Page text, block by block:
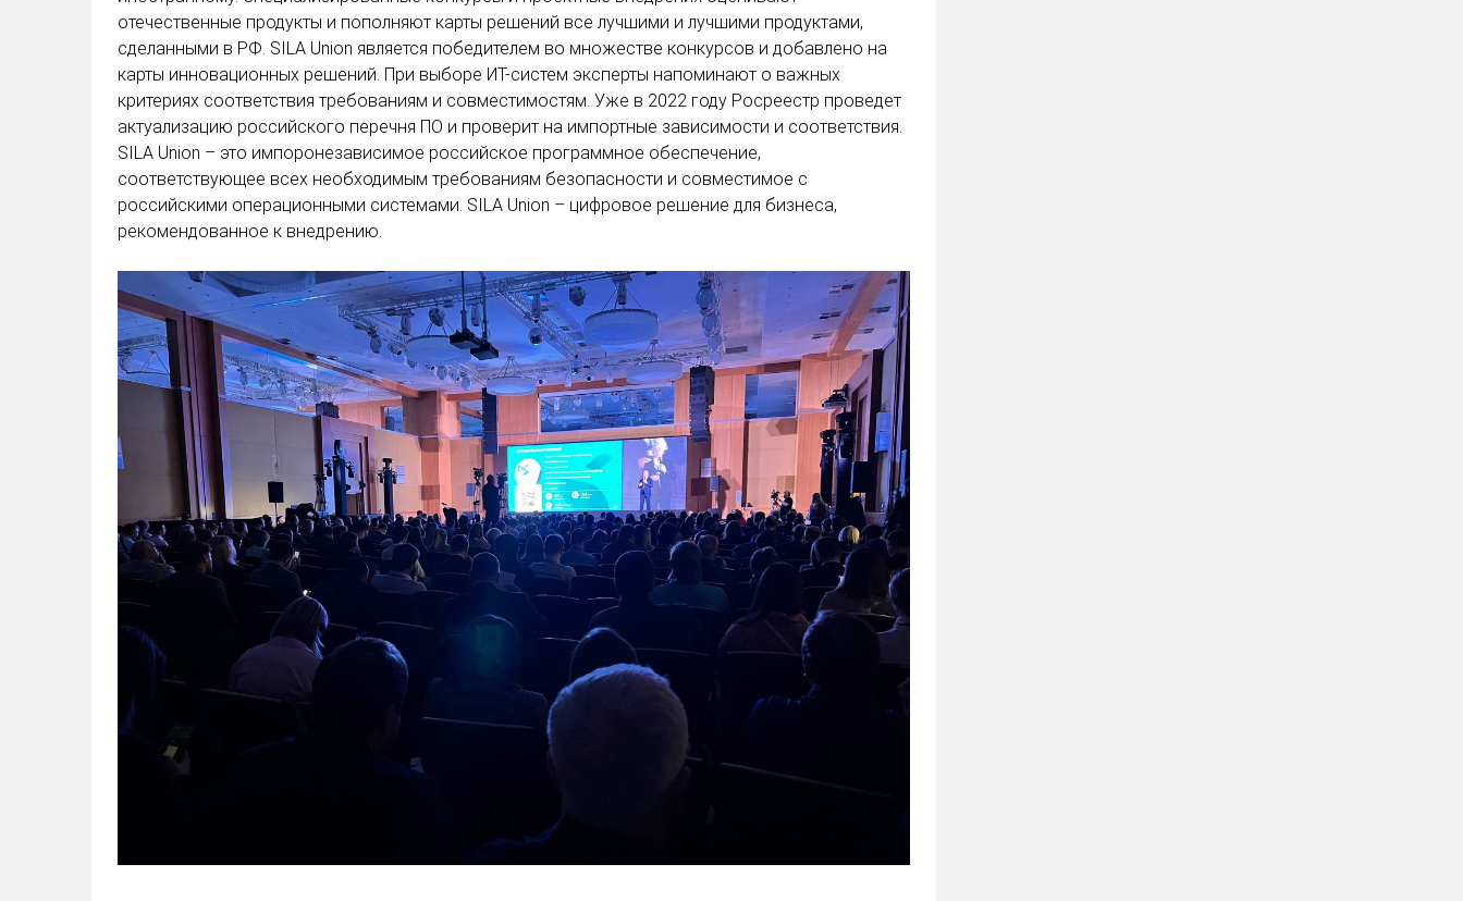
отечественные продукты и пополняют карты решений все лучшими и лучшими продуктами,
сделанными в РФ. SILA Union является победителем во множестве конкурсов и добавлено на
карты инновационных решений. При выборе ИТ-систем эксперты напоминают о важных
критериях соответствия требованиям и совместимостям. Уже в 2022 году Росреестр проведет
актуализацию российского перечня ПО и проверит на импортные зависимости и соответствия.
SILA Union – это импоронезависимое российское программное обеспечение,
соответствующее всех необходимым требованиям безопасности и совместимое с
российскими операционными системами. SILA Union – цифровое решение для бизнеса,
рекомендованное к внедрению.